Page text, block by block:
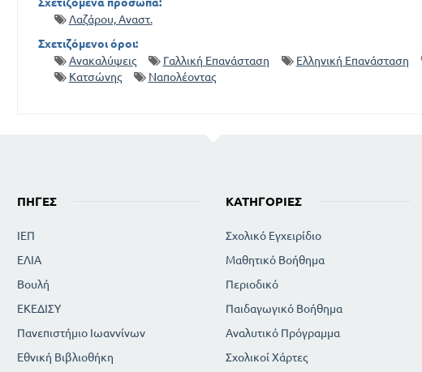
Λαζάρου, Αναστ.
Σχετιζόμενοι όροι:
Ανακαλύψεις
Γαλλική Επανάσταση Ελληνική Επανάσταση
Κατσώνης
Ναπολέοντας
ΠΗΓΈΣ
ΙΕΠ
ΕΛΙΑ
Βουλή
ΕΚΕΔΙΣΥ
Πανεπιστήμιο Ιωαννίνων
Εθνική Βιβλιοθήκη
ΚΑΤΗΓΟΡΊΕΣ
Σχολικό Εγχειρίδιο
Μαθητικό Βοήθημα
Περιοδικό
Παιδαγωγικό Βοήθημα
Αναλυτικό Πρόγραμμα
Σχολικοί Χάρτες